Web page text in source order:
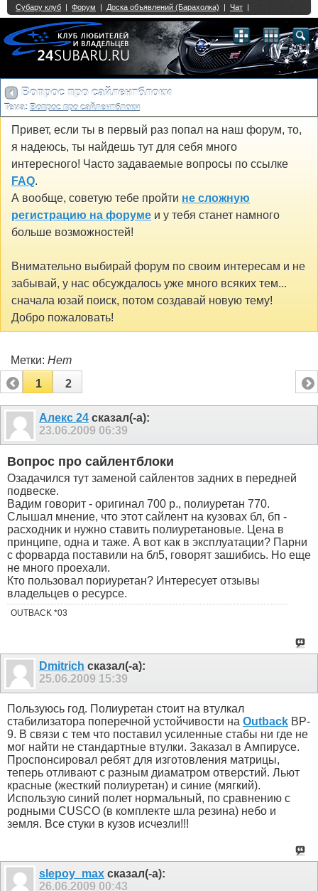
Вопрос про сайлентблоки
Тема: Вопрос про сайлентблоки
Привет, если ты в первый раз попал на наш форум, то,
я надеюсь, ты найдешь тут для себя много
интересного! Часто задаваемые вопросы по ссылке
FAQ.
А вообще, советую тебе пройти не сложную
регистрацию на форуме и у тебя станет намного
больше возможностей!
Внимательно выбирай форум по своим интересам и не
забывай, у нас обсуждалось уже много всяких тем...
сначала юзай поиск, потом создавай новую тему!
Добро пожаловать!
Метки: Нет
1
2
Алекс 24 сказал(-а):
23.06.2009 06:39
Вопрос про сайлентблоки
Озадачился тут заменой сайлентов задних в передней
подвеске.
Вадим говорит - оригинал 700 р., полиуретан 770.
Слышал мнение, что этот сайлент на кузовах бл, бп -
расходник и нужно ставить полиуретановые. Цена в
принципе, одна и таже. А вот как в эксплуатации? Парни
с форварда поставили на бл5, говорят зашибись. Но еще
не много проехали.
Кто пользовал пориуретан? Интересует отзывы
владельцев о ресурсе.
OUTBACK *03
Dmitrich сказал(-а):
25.06.2009 15:39
Пользуюсь год. Полиуретан стоит на втулкал
стабилизатора поперечной устойчивости на Outback BP-
9. В связи с тем что поставил усиленные стабы ни где не
мог найти не стандартные втулки. Заказал в Ампирусе.
Проспонсировал ребят для изготовления матрицы,
теперь отливают с разным диаматром отверстий. Льют
красные (жесткий полиуретан) и синие (мягкий).
Использую синий полет нормальный, по сравнению с
родными CUSCO (в комплекте шла резина) небо и
земля. Все стуки в кузов исчезли!!!
slepoy_max сказал(-а):
26.06.2009 00:43
Single Sign On provided byvBSSO
2 3 4 5 6 7 8 9 10 11 12 13 14 15 16 17 18 21 22 23 24 25 26
27 28 29 30 31 32 33 34 35 36 37 38 39 40 41 42 43